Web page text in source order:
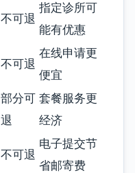
不可退
指定诊所可
能有优惠
不可退
在线申请更
便宜
部分可
退
套餐服务更
经济
不可退
电子提交节
省邮寄费